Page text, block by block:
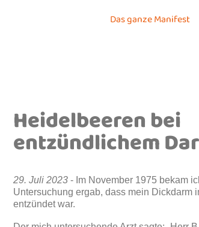
Das ganze Manifest
Heidelbeeren bei
entzündlichem
29. Juli 2023 - Im November 1975 bekam
Untersuchung ergab, dass mein Dickdarm
entzündet war.